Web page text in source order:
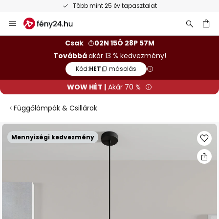
Több mint 25 év tapasztalat
Ugrás
a
Csak
02N 15Ó 28P 56M
Továbbáakár 13 % kedvezmény!
Kód:HET másolás
WOW HÉT | Akár 70 %
Függőlámpák & Csillárok
Mennyiségi kedvezmény
Ugrás